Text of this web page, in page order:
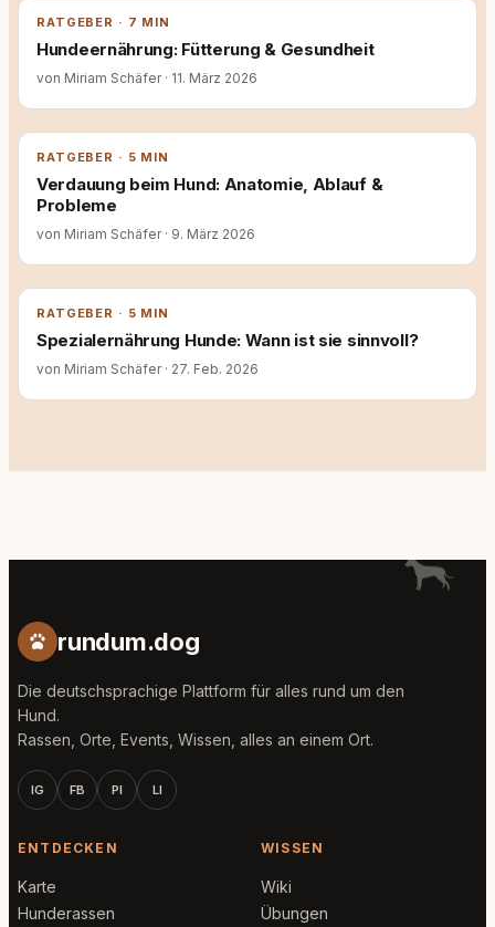
RATGEBER · 7 MIN
Hundeernährung: Fütterung & Gesundheit
von Miriam Schäfer · 11. März 2026
RATGEBER · 5 MIN
Verdauung beim Hund: Anatomie, Ablauf &
Probleme
von Miriam Schäfer · 9. März 2026
RATGEBER · 5 MIN
Spezialernährung Hunde: Wann ist sie sinnvoll?
von Miriam Schäfer · 27. Feb. 2026
rundum.dog
Die deutschsprachige Plattform für alles rund um den
Hund.
Rassen, Orte, Events, Wissen, alles an einem Ort.
IG FB PI LI
ENTDECKEN
Karte
Hunderassen
WISSEN
Wiki
Übungen